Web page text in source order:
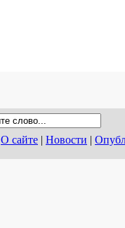
О сайте | Новости |